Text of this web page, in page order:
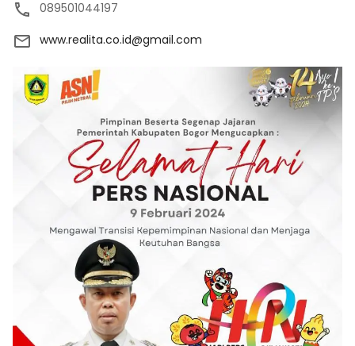
089501044197
www.realita.co.id@gmail.com